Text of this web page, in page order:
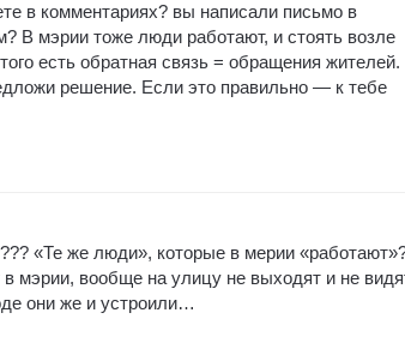
в комментариях? вы написали письмо в
В мэрии тоже люди работают, и стоять возле
есть обратная связь = обращения жителей.
решение. Если это правильно — к тебе
«Те же люди», которые в мерии
в мэрии, вообще на улицу не выходят и не
они же и устроили…